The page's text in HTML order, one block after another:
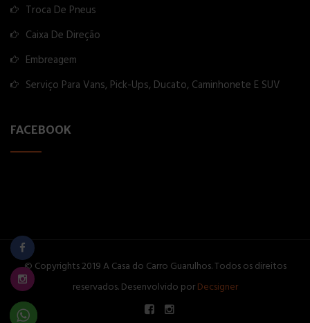
Troca De Pneus
Caixa De Direção
Embreagem
Serviço Para Vans, Pick-Ups, Ducato, Caminhonete E SUV
FACEBOOK
© Copyrights 2019 A Casa do Carro Guarulhos. Todos os direitos
reservados. Desenvolvido porDecsigner